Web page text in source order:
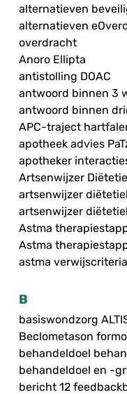
alternatieven
alternatieven
overdracht
Anoro Ellipta
antistolling DOAC
antwoord binnen 3
antwoord binnen
APC-traject
apotheek advies
apotheker
Artsenwijzer
artsenwijzer
artsenwijzer
Astma
Astma
astma
B
basiswondzorg
Beclometason
behandeldoel
behandeldoel en -
bericht 12